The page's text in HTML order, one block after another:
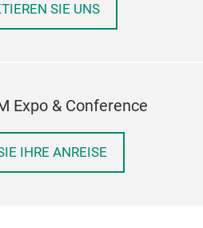
SIE UNS
Expo & Conference
IHRE ANREISE